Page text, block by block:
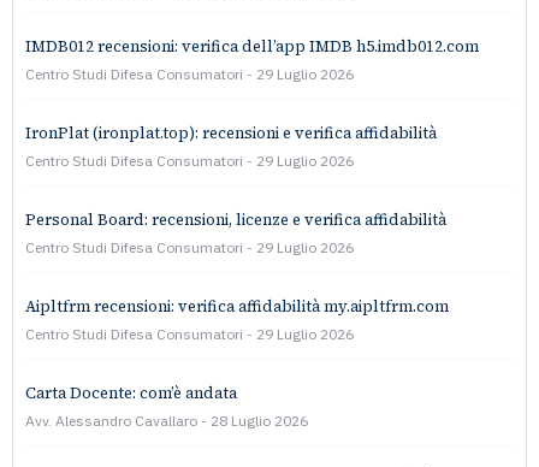
IMDB012 recensioni: verifica dell’app IMDB h5.imdb012.com
Centro Studi Difesa Consumatori 29 Luglio 2026
IronPlat (ironplat.top): recensioni e verifica affidabilità
Centro Studi Difesa Consumatori 29 Luglio 2026
Personal Board: recensioni, licenze e verifica affidabilità
Centro Studi Difesa Consumatori 29 Luglio 2026
Aipltfrm recensioni: verifica affidabilità my.aipltfrm.com
Centro Studi Difesa Consumatori 29 Luglio 2026
Carta Docente: com’è andata
Avv. Alessandro Cavallaro 28 Luglio 2026